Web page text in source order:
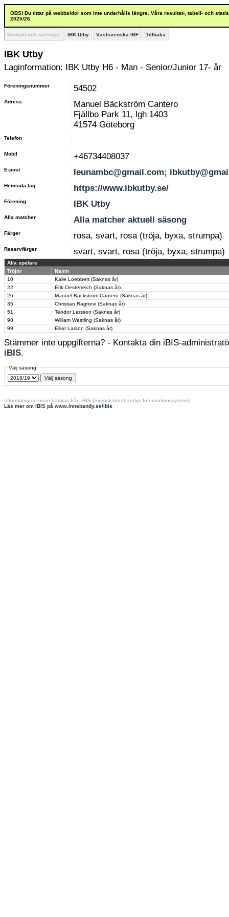
OBS! Du tittar på webbsidor som inte underhålls längre. Våra resultat-, tabell- och
2025/26.
Kontakt och tävlingar IBK Utby Västsvenska IBF Tillbaka
IBK Utby
Laginformation: IBK Utby H6 - Man - Senior/Junior 17- år
Föreningsnummer 54502
Adress
Manuel Bäckström Cantero
Fjällbo Park 11, lgh 1403
41574 Göteborg
Telefon
Mobil +46734408037
E-post leunambc@gmail.com;
Hemsida lag https://www.ibkutby.se/
Förening IBK Utby
Alla matcher Alla matcher aktuell säsong
Färger rosa, svart, rosa (tröja, byxa, strumpa)
Reservfärger svart, svart, rosa (tröja, byxa, strumpa)
Alla spelare
Tröjnr
Namn
10
Kalle Loebbert (Saknas år)
22
Erik Oesterreich (Saknas år)
26
Manuel Bäckström Cantero (Saknas år)
35
Christian Ragnevi (Saknas år)
51
Teodor Larsson (Saknas år)
98
William Westling (Saknas år)
99
Elliot Larson (Saknas år)
Stämmer inte uppgifterna? - Kontakta din iBIS-
iBIS.
Välj säsong
Informationen ovan hämtas från iBIS (Svensk Innebandys Informationssystem)
Läs mer om iBIS på www.innebandy.se/ibis